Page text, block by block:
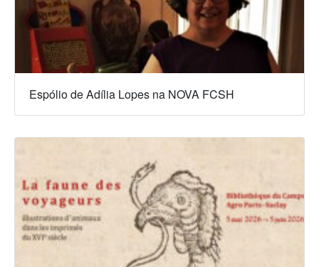
Espólio de Adília Lopes na NOVA FCSH